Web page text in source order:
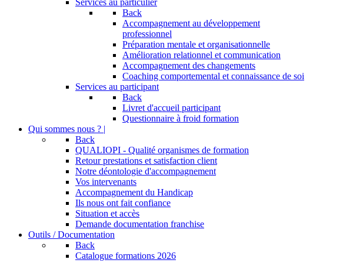
Services au particulier
Back
Accompagnement au développement
professionnel
Préparation mentale et organisationnelle
Amélioration relationnel et communication
Accompagnement des changements
Coaching comportemental et connaissance de soi
Services au participant
Back
Livret d'accueil participant
Questionnaire à froid formation
Qui sommes nous ? |
Back
QUALIOPI - Qualité organismes de formation
Retour prestations et satisfaction client
Notre déontologie d'accompagnement
Vos intervenants
Accompagnement du Handicap
Ils nous ont fait confiance
Situation et accès
Demande documentation franchise
Outils / Documentation
Back
Catalogue formations 2026